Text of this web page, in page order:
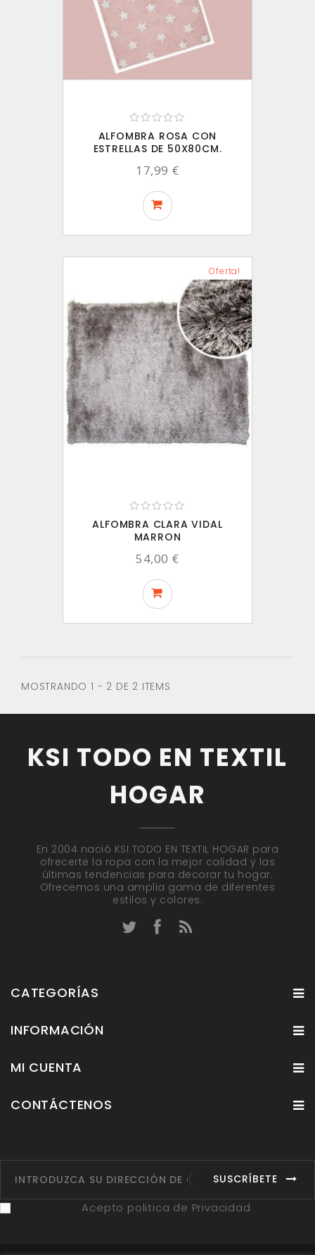
ALFOMBRA ROSA CON
ESTRELLAS DE 50X80CM.
17,99 €
Oferta!
ALFOMBRA CLARA VIDAL
MARRON
54,00 €
MOSTRANDO 1 - 2 DE 2 ITEMS
KSI TODO EN TEXTIL
HOGAR
En 2004 nació KSI TODO EN TEXTIL HOGAR para
ofrecerte la ropa con la mejor calidad y las
últimas tendencias para decorar tu hogar.
Ofrecemos una amplia gama de diferentes
estilos y colores.
CATEGORÍAS
INFORMACIÓN
MI CUENTA
CONTÁCTENOS
SUSCRÍBETE
Acepto politica de Privacidad